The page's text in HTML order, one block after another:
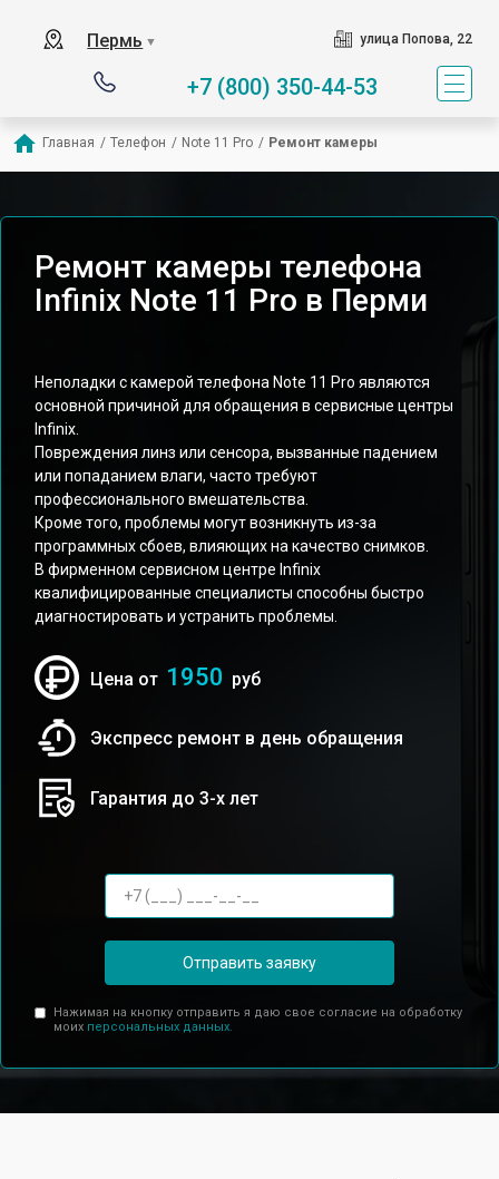
Пермь ▼ улица Попова, 22
+7 (800) 350-44-53
Главная / Телефон / Note 11 Pro / Ремонт камеры
Ремонт камеры телефона
Infinix Note 11 Pro в Перми
Неполадки с камерой телефона Note 11 Pro являются
основной причиной для обращения в сервисные центры
Infinix.
Повреждения линз или сенсора, вызванные падением
или попаданием влаги, часто требуют
профессионального вмешательства.
Кроме того, проблемы могут возникнуть из-за
программных сбоев, влияющих на качество снимков.
В фирменном сервисном центре Infinix
квалифицированные специалисты способны быстро
диагностировать и устранить проблемы.
Цена от 1950 руб
Экспресс ремонт в день обращения
Гарантия до 3-х лет
Отправить заявку
Нажимая на кнопку отправить я даю свое согласие на обработку
моих персональных данных.